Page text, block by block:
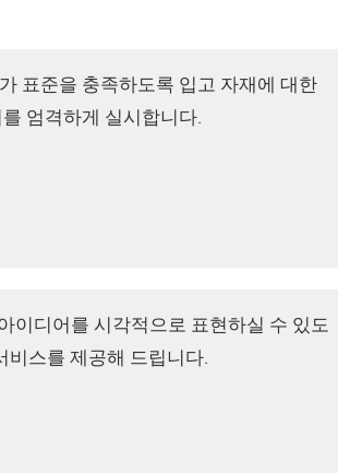
표준을 충족하도록 입고 자재에 대한
엄격하게 실시합니다.
이디어를 시각적으로 표현하실 수 있도
비스를 제공해 드립니다.